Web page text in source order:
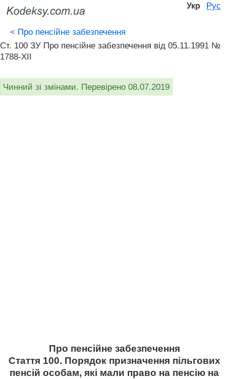
Укр Рус
< Про пенсійне забезпечення
Ст. 100 ЗУ Про пенсійне забезпечення вiд 05.11.1991 №
1788-XII
Чинний зі змінами. Перевірено 08.07.2019
Про пенсійне забезпечення
Стаття 100. Порядок призначення пільгових
пенсій особам, які мали право на пенсію на